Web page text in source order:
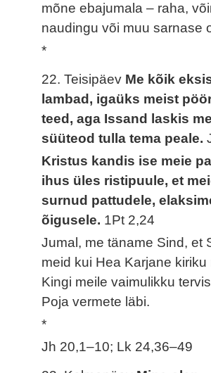
mõne ebajumala – raha,
naudingu või muu sarnase
*
22. Teisipäev Me kõik
lambad, igaüks meist
teed, aga Issand laskis
süüteod tulla tema peale.
Kristus kandis ise meie
ihus üles ristipuule, et
surnud pattudele,
õigusele. 1Pt 2,24
Jumal, me täname Sind, et
meid kui Hea Karjane kiriku
Kingi meile vaimulikku
Poja vermete läbi.
*
Jh 20,1–10; Lk 24,36–49